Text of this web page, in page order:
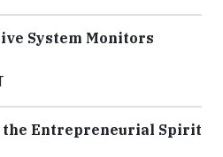
System Monitors
the Entrepreneurial Spirit